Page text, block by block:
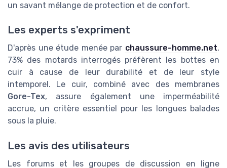
un savant mélange de protection et de confort.
Les experts s'expriment
D'après une étude menée par chaussure-homme.net,
73% des motards interrogés préfèrent les bottes en
cuir à cause de leur durabilité et de leur style
intemporel. Le cuir, combiné avec des membranes
Gore-Tex, assure également une imperméabilité
accrue, un critère essentiel pour les longues balades
sous la pluie.
Les avis des utilisateurs
Les forums et les groupes de discussion en ligne